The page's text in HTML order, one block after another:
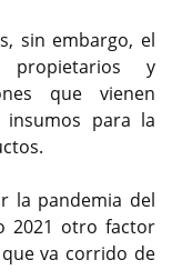
sin embargo, el
y
que vienen
para la
la pandemia del
2021 otro factor
va corrido de